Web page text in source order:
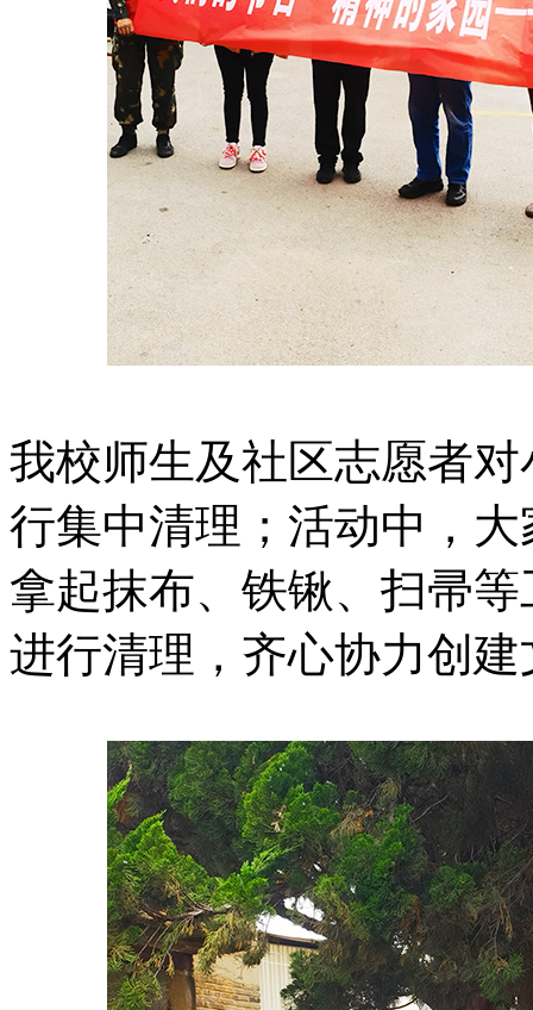
我校师生及社区志愿者
行集中清理；活动中，
拿起抹布、铁锹、扫帚
进行清理，齐心协力创